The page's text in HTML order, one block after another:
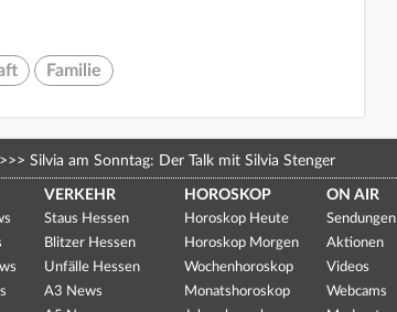
Familie
>>> Silvia am Sonntag: Der Talk mit Silvia Stenger
VERKEHR
Staus Hessen
Blitzer Hessen
Unfälle Hessen
A3 News
HOROSKOP
Horoskop Heute
Horoskop Morgen
Wochenhoroskop
Monatshoroskop
ON AIR
Sendungen
Aktionen
Videos
Webcams